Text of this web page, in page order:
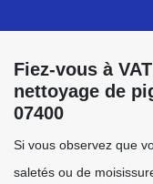
Fiez-vous à
nettoyage de
07400
Si vous observez que
saletés ou de